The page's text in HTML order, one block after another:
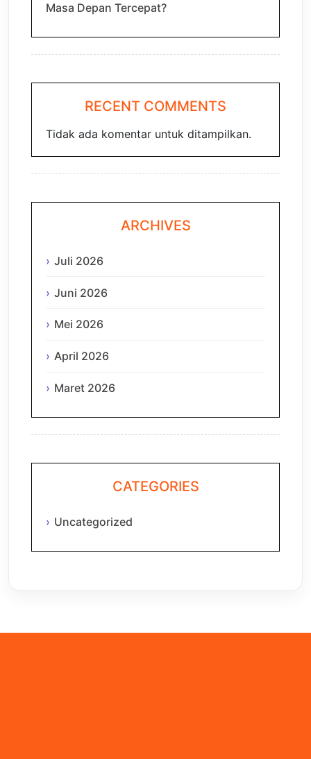
Masa Depan Tercepat?
RECENT COMMENTS
Tidak ada komentar untuk ditampilkan.
ARCHIVES
Juli 2026
Juni 2026
Mei 2026
April 2026
Maret 2026
CATEGORIES
Uncategorized